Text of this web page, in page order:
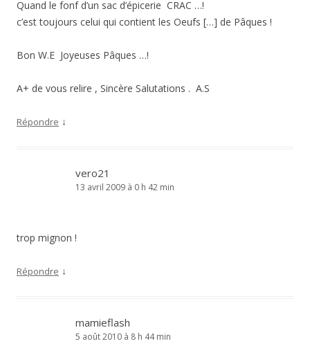
Quand le fonf d’un sac d’épicerie CRAC …!
c’est toujours celui qui contient les Oeufs […] de Pâques !
Bon W.E Joyeuses Pâques …!
A+ de vous relire , Sincère Salutations . A.S
Répondre ↓
vero21
13 avril 2009 à 0 h 42 min
trop mignon !
Répondre ↓
mamieflash
5 août 2010 à 8 h 44 min